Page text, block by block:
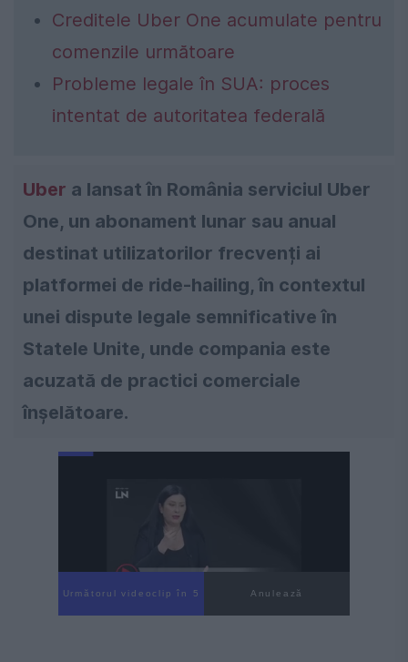
Creditele Uber One acumulate pentru
comenzile următoare
Probleme legale în SUA: proces
intentat de autoritatea federală
Uber a lansat în România serviciul Uber
One, un abonament lunar sau anual
destinat utilizatorilor frecvenți ai
platformei de ride-hailing, în contextul
unei dispute legale semnificative în
Statele Unite, unde compania este
acuzată de practici comerciale
înșelătoare.
Următorul videoclip în 4 Anulează